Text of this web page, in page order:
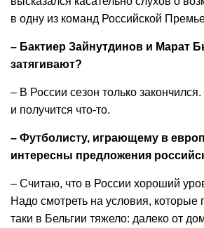
в одну из команд Российской
– Бактиер Зайнутдинов и Марат
затягивают?
– В России сезон только
и получится что-то.
– Футболисту, играющему в
интересны предложения
– Считаю, что в России хороший
Надо смотреть на условия, которые
таки в Бельгии тяжело: далеко от